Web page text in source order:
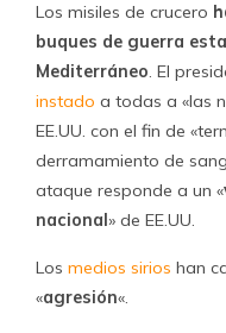
Los misiles de crucero
buques de guerra
Mediterráneo. El
instado a todas a «las
EE.UU. con el fin de
derramamiento de
ataque responde a un «
nacional» de EE.UU.
Los medios sirios han
«agresión«.